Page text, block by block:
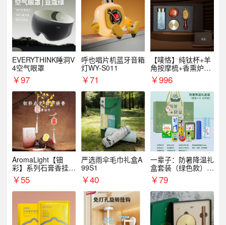
EVERYTHINK睡洞V
4空气眼罩
￥97
呼也唱片机蓝牙音箱
灯WY-S011
￥71
【唛恪】纯钛杯+羊
角按摩梳+香熏炉
+气垫梳
￥996
AromaLight【钿
彩】系列石膏香挂
（代发香味随机）
￥55
严选雨伞毛巾礼盒A
99S1
￥40
一辈子：防暑降温礼
盒套装（绿色款）支
持自由搭配
￥79